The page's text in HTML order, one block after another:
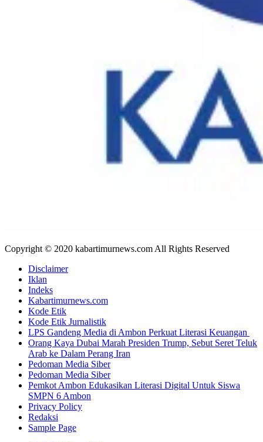
Copyright © 2020 kabartimurnews.com All Rights Reserved
Disclaimer
Iklan
Indeks
Kabartimurnews.com
Kode Etik
Kode Etik Jurnalistik
LPS Gandeng Media di Ambon Perkuat Literasi Keuangan
Orang Kaya Dubai Marah Presiden Trump, Sebut Seret Teluk
Arab ke Dalam Perang Iran
Pedoman Media Siber
Pedoman Media Siber
Pemkot Ambon Edukasikan Literasi Digital Untuk Siswa
SMPN 6 Ambon
Privacy Policy
Redaksi
Sample Page